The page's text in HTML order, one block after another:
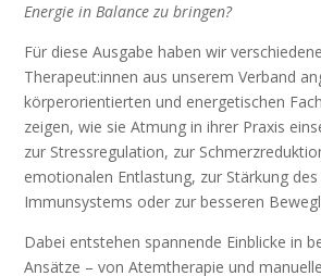
Energie in Balance zu bringen?
Für diese Ausgabe haben wir verschiedene
Therapeut:innen aus unserem Verband
körperorientierten und energetischen
zeigen, wie sie Atmung in ihrer Praxis
zur Stressregulation, zur
emotionalen Entlastung, zur Stärkung des
Immunsystems oder zur besseren
Dabei entstehen spannende Einblicke in
Ansätze – von Atemtherapie und